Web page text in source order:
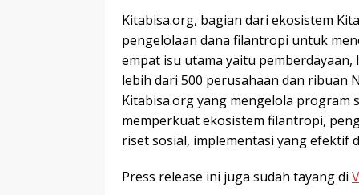
Kitabisa.org, bagian dari ekosistem
pengelolaan dana filantropi untuk
empat isu utama yaitu
lebih dari 500 perusahaan dan ribuan
Kitabisa.org yang mengelola program
memperkuat ekosistem filantropi,
riset sosial, implementasi yang efektif
Press release ini juga sudah tayang di